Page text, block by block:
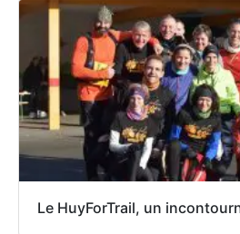
Le HuyForTrail, un